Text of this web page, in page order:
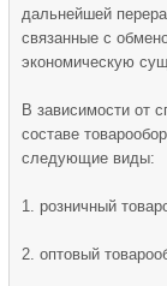
дальнейшей
связанные с
экономическую
В зависимости от
составе
следующие виды:
1. розничный
2. оптовый